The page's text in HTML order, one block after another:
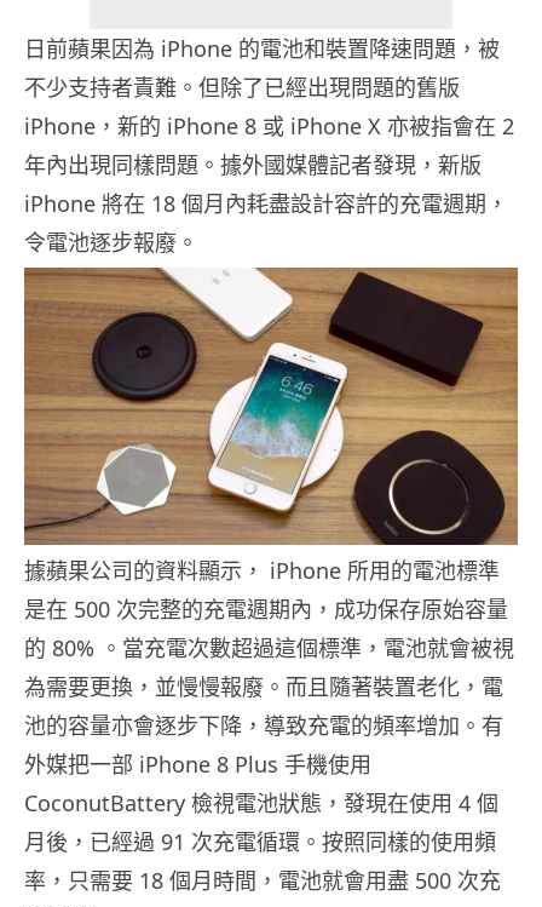
日前蘋果因為 iPhone 的電池和裝置降速問題，被
不少支持者責難。但除了已經出現問題的舊版
iPhone，新的 iPhone 8 或 iPhone X 亦被指會在 2
年內出現同樣問題。據外國媒體記者發現，新版
iPhone 將在 18 個月內耗盡設計容許的充電週期，
令電池逐步報廢。
據蘋果公司的資料顯示， iPhone 所用的電池標準
是在 500 次完整的充電週期內，成功保存原始容量
的 80% 。當充電次數超過這個標準，電池就會被視
為需要更換，並慢慢報廢。而且隨著裝置老化，電
池的容量亦會逐步下降，導致充電的頻率增加。有
外媒把一部 iPhone 8 Plus 手機使用
CoconutBattery 檢視電池狀態，發現在使用 4 個
月後，已經過 91 次充電循環。按照同樣的使用頻
率，只需要 18 個月時間，電池就會用盡 500 次充